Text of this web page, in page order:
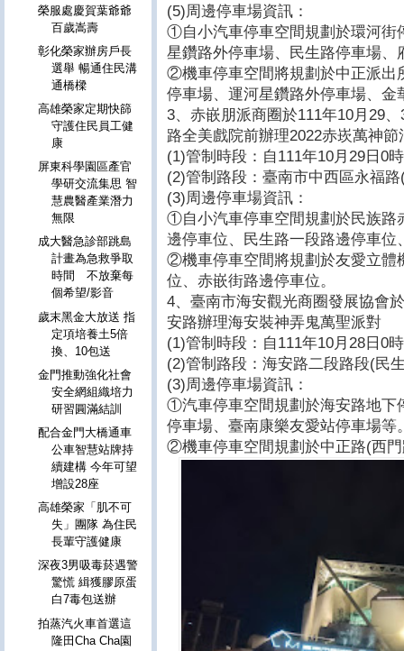
(5)周邊停車場資訊：
①自小汽車停車空間規劃於環河街
星鑽路外停車場、民生路停車場、
②機車停車空間將規劃於中正派出
停車場、運河星鑽路外停車場、金
3、赤嵌朋派商圈於111年10月29
路全美戲院前辦理2022赤崁萬神
(1)管制時段：自111年10月29日0
(2)管制路段：臺南市中西區永福
(3)周邊停車場資訊：
①自小汽車停車空間規劃於民族路
邊停車位、民生路一段路邊停車位
②機車停車空間將規劃於友愛立體
位、赤嵌街路邊停車位。
4、臺南市海安觀光商圈發展協會
安路辦理海安裝神弄鬼萬聖派對
(1)管制時段：自111年10月28日0
(2)管制路段：海安路二段路段(民
(3)周邊停車場資訊：
①汽車停車空間規劃於海安路地下
停車場、臺南康樂友愛站停車場等
②機車停車空間規劃於中正路(西
榮服處慶賀葉爺爺
百歲嵩壽
彰化榮家辦房戶長
選舉 暢通住民溝
通橋樑
高雄榮家定期快篩
守護住民員工健
康
屏東科學園區產官
學研交流集思 智
慧農醫產業潛力
無限
成大醫急診部跳島
計畫為急救爭取
時間 不放棄每
個希望/影音
歲末黑金大放送 指
定項培養土5倍
換、10包送
金門推動強化社會
安全網組織培力
研習圓滿結訓
配合金門大橋通車
公車智慧站牌持
續建構 今年可望
增設28座
高雄榮家「肌不可
失」團隊 為住民
長輩守護健康
深夜3男吸毒菸遇警
驚慌 緝獲膠原蛋
白7毒包送辦
拍蒸汽火車首選這
隆田Cha Cha園